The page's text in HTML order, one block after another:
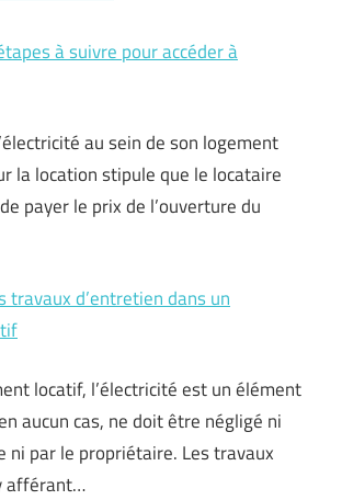
à suivre pour accéder à
au sein de son logement
la location stipule que le locataire
payer le prix de l’ouverture du
travaux d’entretien dans un
locatif, l’électricité est un élément
aucun cas, ne doit être négligé ni
ni par le propriétaire. Les travaux
afférant…